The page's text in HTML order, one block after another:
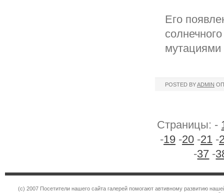
Его
мутациями
POSTED BYADMIN
Страницы: -
-19 -20 -21 -
-37 -
(c) 2007 Посетители нашего сайта галерей помогают автивному развитию